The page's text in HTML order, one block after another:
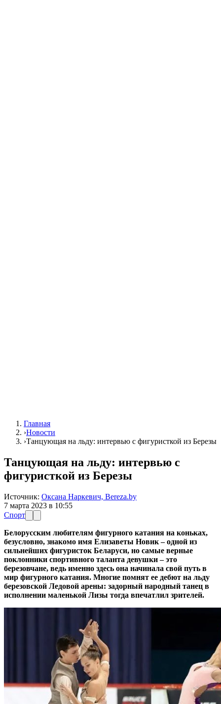
Главная
›Новости
›Танцующая на льду: интервью с фигуристкой из Березы
Танцующая на льду: интервью с
фигуристкой из Березы
Источник: Оксана Наркевич, Bereza.by
7 марта 2023 в 10:55
Спорт
Белорусским любителям фигурного катания на коньках,
безусловно, знакомо имя Елизаветы Новик – одной из
сильнейших фигуристок Беларуси, но самые верные
поклонники спортивного таланта девушки – это
березовчане, ведь именно здесь она начинала свой путь в
мир фигурного катания. Многие помнят ее дебют на льду
березовской Ледовой арены: задорный народный танец в
исполнении маленькой Лизы тогда впечатлил зрителей.